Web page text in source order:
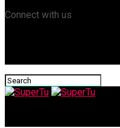
Connect with us